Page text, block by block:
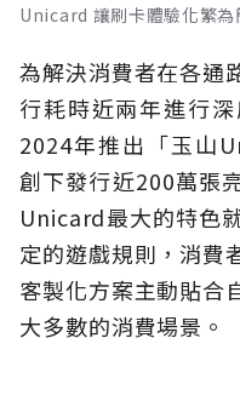
Unicard 讓刷卡體驗化繁為
為解決消費者在各通
行耗時近兩年進行
2024年推出「玉山
創下發行近200萬張
Unicard最大的特色
定的遊戲規則，消費
客製化方案主動貼合
大多數的消費場景。